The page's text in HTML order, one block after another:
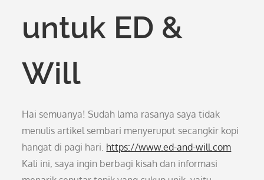
untuk ED &
Will
Hai semuanya! Sudah lama rasanya saya tidak
menulis artikel sembari menyeruput secangkir kopi
hangat di pagi hari. https://www.ed-and-will.com
Kali ini, saya ingin berbagi kisah dan informasi